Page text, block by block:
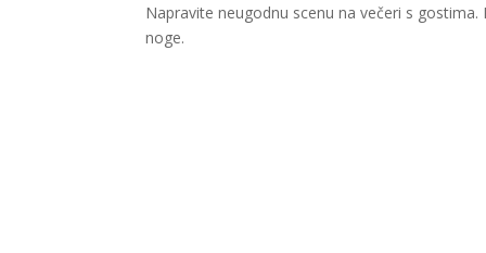
Napravite neugodnu scenu na večeri s
noge.